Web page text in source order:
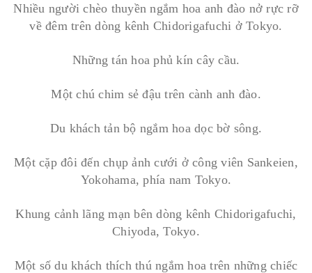
Nhiều người chèo thuyền ngắm hoa anh đào nở rực rỡ
về đêm trên dòng kênh Chidorigafuchi ở Tokyo.
Những tán hoa phủ kín cây cầu.
Một chú chim sẻ đậu trên cành anh đào.
Du khách tản bộ ngắm hoa dọc bờ sông.
Một cặp đôi đến chụp ảnh cưới ở công viên Sankeien,
Yokohama, phía nam Tokyo.
Khung cảnh lãng mạn bên dòng kênh Chidorigafuchi,
Chiyoda, Tokyo.
Một số du khách thích thú ngắm hoa trên những chiếc